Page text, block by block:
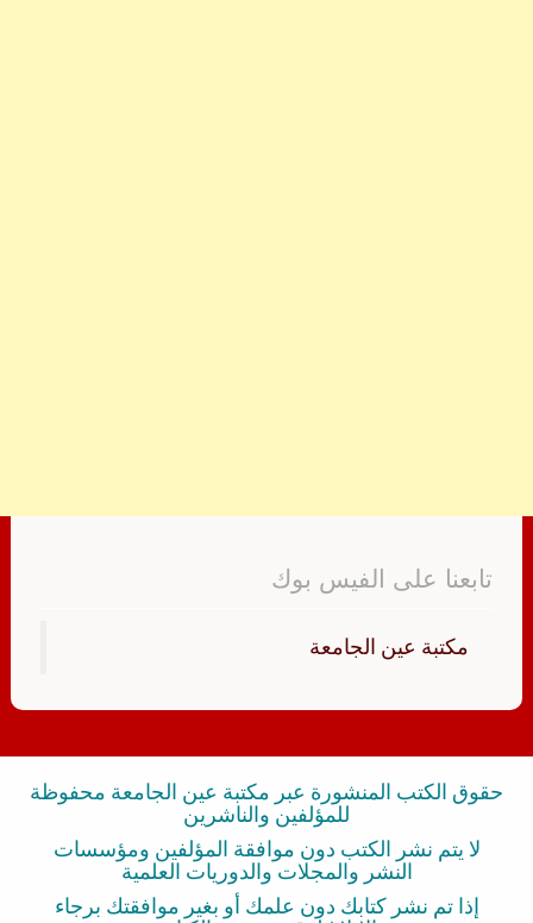
تابعنا على الفيس بوك
‏مكتبة عين الجامعة‏
حقوق الكتب المنشورة عبر مكتبة عين الجامعة محفوظة
للمؤلفين والناشرين
لا يتم نشر الكتب دون موافقة المؤلفين ومؤسسات
النشر والمجلات والدوريات العلمية
إذا تم نشر كتابك دون علمك أو بغير موافقتك برجاء